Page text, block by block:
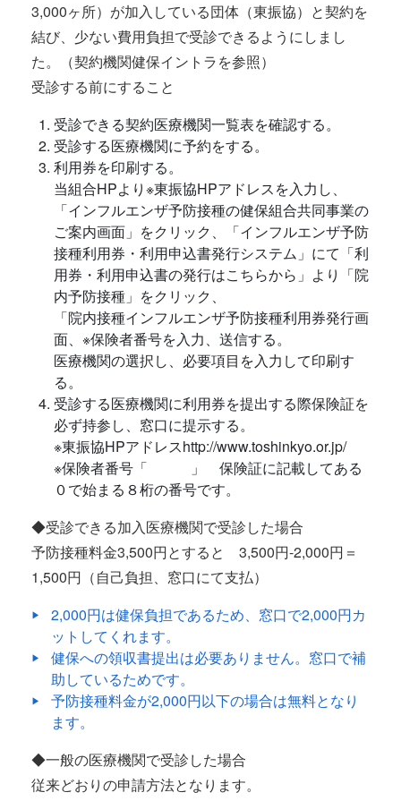
3,000ヶ所）が加入している団体（東振協）と契約を
結び、少ない費用負担で受診できるようにしまし
た。（契約機関健保イントラを参照）
受診する前にすること
受診できる契約医療機関一覧表を確認する。
受診する医療機関に予約をする。
利用券を印刷する。
当組合HPより※東振協HPアドレスを入力し、
「インフルエンザ予防接種の健保組合共同事業の
ご案内画面」をクリック、「インフルエンザ予防
接種利用券・利用申込書発行システム」にて「利
用券・利用申込書の発行はこちらから」より「院
内予防接種」をクリック、
「院内接種インフルエンザ予防接種利用券発行画
面、※保険者番号を入力、送信する。
医療機関の選択し、必要項目を入力して印刷す
る。
受診する医療機関に利用券を提出する際保険証を
必ず持参し、窓口に提示する。
※東振協HPアドレスhttp://www.toshinkyo.or.jp/
※保険者番号「 」 保険証に記載してある
０で始まる８桁の番号です。
◆受診できる加入医療機関で受診した場合
予防接種料金3,500円とすると 3,500円-2,000円＝
1,500円（自己負担、窓口にて支払）
2,000円は健保負担であるため、窓口で2,000円カ
ットしてくれます。
健保への領収書提出は必要ありません。窓口で補
助しているためです。
予防接種料金が2,000円以下の場合は無料となり
ます。
◆一般の医療機関で受診した場合
従来どおりの申請方法となります。